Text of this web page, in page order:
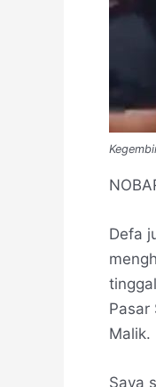
Defa
Pasar
Malik.
Saya